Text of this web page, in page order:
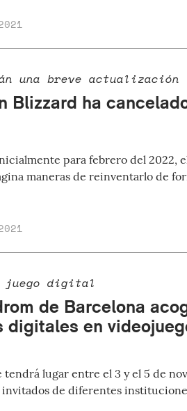
una breve actualización
Blizzard ha
para febrero del 2022,
maneras de reinventarlo de
juego digital
de Barcelona
digitales en
tendrá lugar entre el 3 y el 5 de
de diferentes